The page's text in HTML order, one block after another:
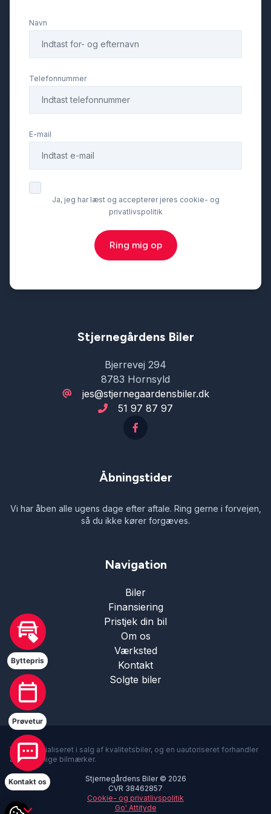
fuld LED forlygter
håndfri til mobil
ISOFIX
keyless go
multifunktionsrat
musikstreaming via Bluetooth
mørk loftbeklædning
opvarmet forrude
parkeringssensor (bag)
parkeringssensor (for)
ratgearskifte
ratvarme
Regnsensor
splitbagsæde
Navn
Telefonnummer
E-mail
Ja, jeg har læst og accepterer jeres cookie- og
privatlivspolitik
Ring mig op
Stjernegårdens Biler
Bjerrevej 294
8783 Hornsyld
jes@stjernegaardensbiler.dk
51 97 87 97
Åbningstider
Vi har åben alle ugens dage efter aftale. Ring gerne i forvejen,
så du ikke kører forgæves.
Navigation
Biler
Finansiering
Pristjek din bil
Om os
Værksted
Kontakt
Solgte biler
Vi er specialiseret i salg af kvalitetsbiler, og en uautoriseret forhandler
af forskellige bilmærker.
Stjernegårdens Biler © 2026
CVR 38462857
Cookie- og privatlivspolitik
Go' Attityde
Byttepris
Prøvetur
Kontakt os
Hej 🖐 Vil du vide,
hvad din bil er værd?